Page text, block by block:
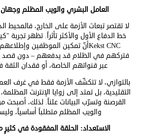
العامل البشري والويب المظلم وجهان
لا تقتصر تبعات الأزمة على الخارج،
خط الدفاع الأول والأكثر تأثراً. تظهر
Kekst CNCأنّ تمكين الموظفين وإطلاعهم
فتركهم في الظلام قد يدفعهم – دون قصد
عبر قنواتهم الخاصة، أو فقدان
بالتوازي، لا تتكشّف الأزمة فقط في غرف
التقليدية، بل تمتد إلى زوايا الإنترنت
القرصنة وتسرّب البيانات علناً. لذلك، أصبحت
والويب المظلم متطلباً أساسياً،
الاستعداد: الحلقة المفقودة في